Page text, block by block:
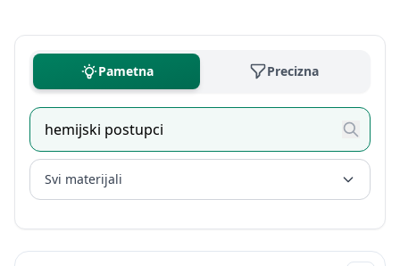
Pametna Precizna
Svi materijali